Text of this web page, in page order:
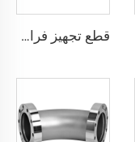
قطع تجهيز فراغية من الفولاذ المقاوم للصدأ SS304/SS316L، نوع ثلاثي الاتجاه NW/KF، شفاطات T متساوية من الفولاذ المقاوم للصدأ NW16-NW50، KF16/KF25/KF40، للصناعات شبه الموصلة